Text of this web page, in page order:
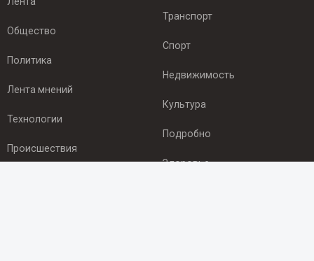
Общество
Политика
Лента мнений
Технологии
Происшествия
Транспорт
Спорт
Недвижимость
Культура
Подробно
Здоровье